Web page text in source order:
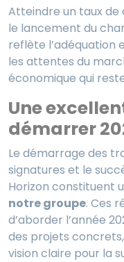
Atteindre un taux de
le lancement du
reflète
les attentes du
économique qui
Une
démarrer
Le démarrage des
signatures et le
Horizon constituent
notre groupe. Ces
d’aborder l’année
des projets
vision claire pour la